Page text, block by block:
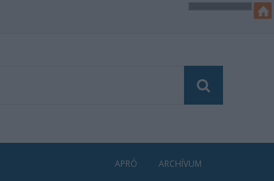
APRÓ ARCHÍVUM